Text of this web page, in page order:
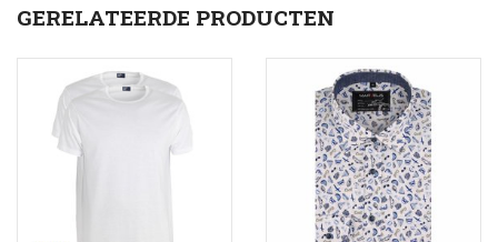
GERELATEERDE PRODUCTEN